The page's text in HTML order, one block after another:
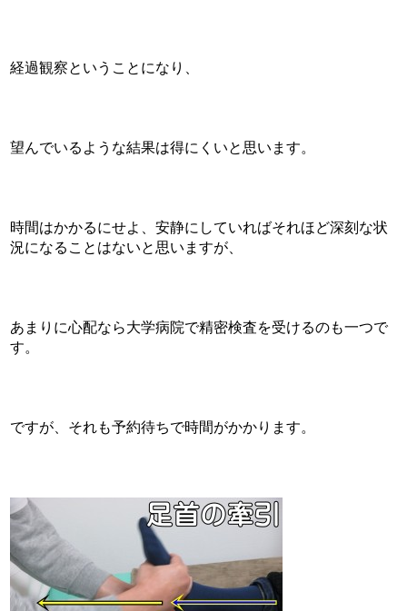
経過観察ということになり、
望んでいるような結果は得にくいと思います。
時間はかかるにせよ、安静にしていればそれほど深刻な状
況になることはないと思いますが、
あまりに心配なら大学病院で精密検査を受けるのも一つで
す。
ですが、それも予約待ちで時間がかかります。